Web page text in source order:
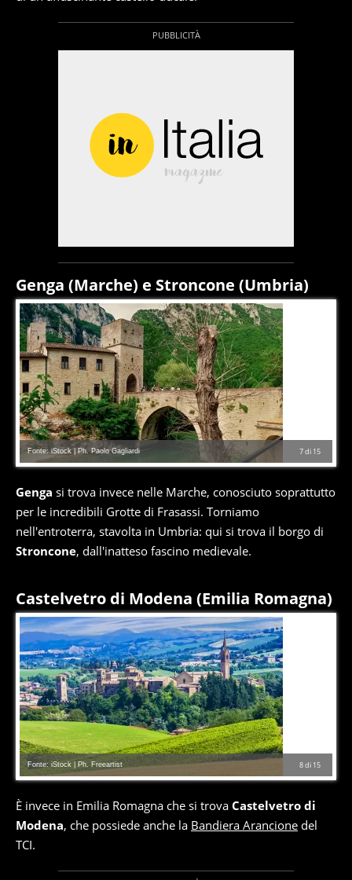
Genga (Marche) e Stroncone (Umbria)
7di 15
Fonte: iStock | Ph. Paolo Gagliardi
Genga si trova invece nelle Marche, conosciuto soprattutto
per le incredibili Grotte di Frasassi. Torniamo
nell'entroterra, stavolta in Umbria: qui si trova il borgo di
Stroncone, dall'inatteso fascino medievale.
Castelvetro di Modena (Emilia Romagna)
8di 15
Fonte: iStock | Ph. Freeartist
È invece in Emilia Romagna che si trova Castelvetro di
Modena, che possiede anche la Bandiera Arancione del
TCI.